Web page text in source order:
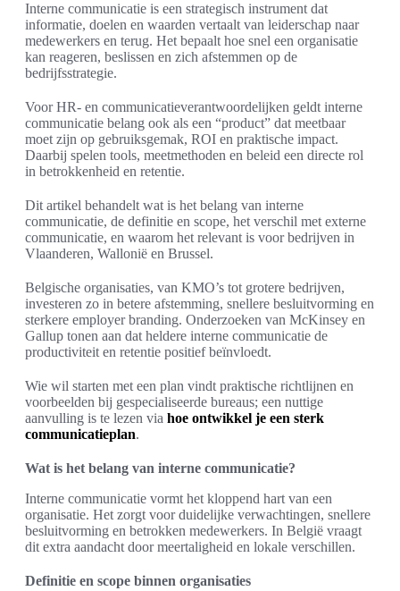
Interne communicatie is een strategisch instrument dat
informatie, doelen en waarden vertaalt van leiderschap naar
medewerkers en terug. Het bepaalt hoe snel een organisatie
kan reageren, beslissen en zich afstemmen op de
bedrijfsstrategie.
Voor HR- en communicatieverantwoordelijken geldt interne
communicatie belang ook als een “product” dat meetbaar
moet zijn op gebruiksgemak, ROI en praktische impact.
Daarbij spelen tools, meetmethoden en beleid een directe rol
in betrokkenheid en retentie.
Dit artikel behandelt wat is het belang van interne
communicatie, de definitie en scope, het verschil met externe
communicatie, en waarom het relevant is voor bedrijven in
Vlaanderen, Wallonië en Brussel.
Belgische organisaties, van KMO’s tot grotere bedrijven,
investeren zo in betere afstemming, snellere besluitvorming en
sterkere employer branding. Onderzoeken van McKinsey en
Gallup tonen aan dat heldere interne communicatie de
productiviteit en retentie positief beïnvloedt.
Wie wil starten met een plan vindt praktische richtlijnen en
voorbeelden bij gespecialiseerde bureaus; een nuttige
aanvulling is te lezen via hoe ontwikkel je een sterk
communicatieplan.
Wat is het belang van interne communicatie?
Interne communicatie vormt het kloppend hart van een
organisatie. Het zorgt voor duidelijke verwachtingen, snellere
besluitvorming en betrokken medewerkers. In België vraagt
dit extra aandacht door meertaligheid en lokale verschillen.
Definitie en scope binnen organisaties